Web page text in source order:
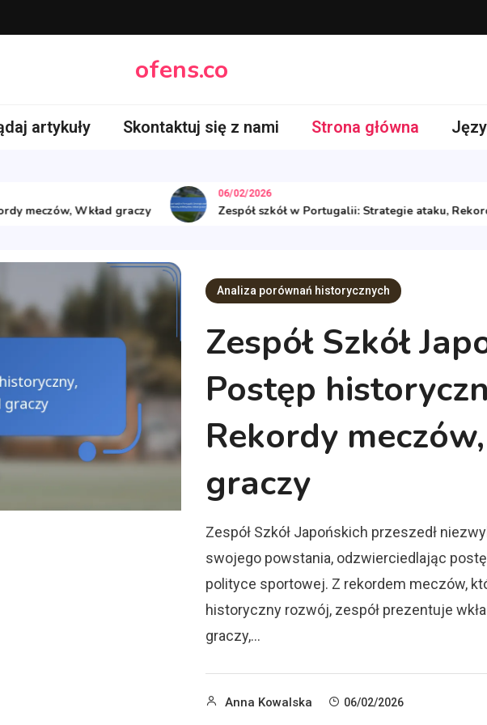
ofens.co
artykuły Skontaktuj się z nami Strona główna
Wkład graczy
06/02/2026
Zespół szkół w Portugalii: Strategie ataku, Rekordy
Analiza porównań historycznych
Zespół Szkół
Postęp
Rekordy
graczy
Zespół Szkół Japońskich przeszedł
swojego powstania, odzwierciedlając
polityce sportowej. Z rekordem meczów,
historyczny rozwój, zespół prezentuje
graczy,…
Anna Kowalska 06/02/2026